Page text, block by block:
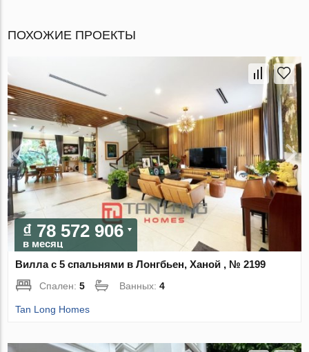
ПОХОЖИЕ ПРОЕКТЫ
₫ 78 572 906
в месяц
Вилла с 5 спальнями в Лонгбьен, Ханой , № 2199
Спален:5 Ванных:4
Tan Long Homes